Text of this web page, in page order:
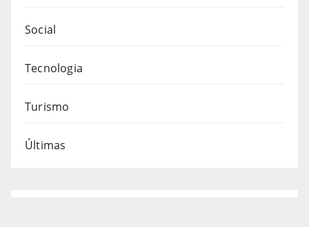
Social
Tecnologia
Turismo
Últimas